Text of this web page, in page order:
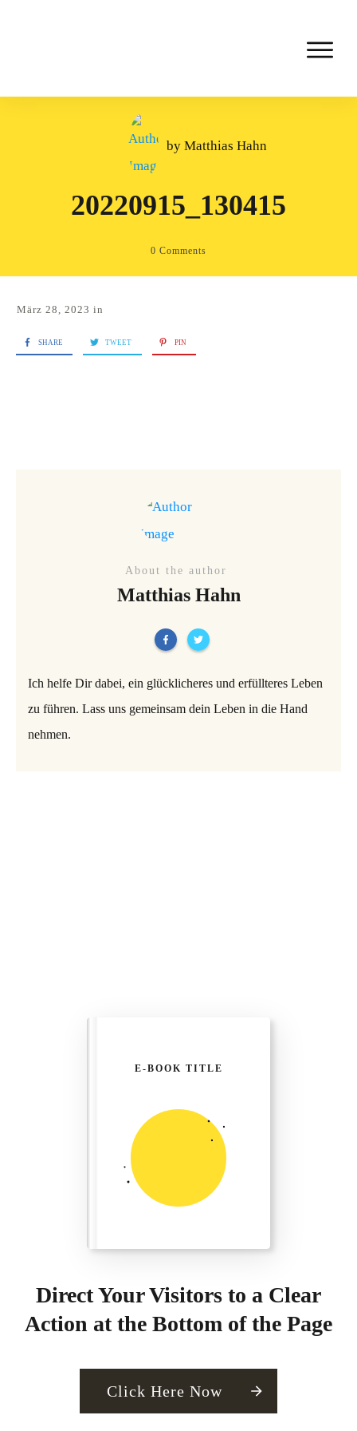
byMatthias Hahn
20220915_130415
0 Comments
März 28, 2023 in
SHARE TWEET PIN
About the author
Matthias Hahn
Ich helfe Dir dabei, ein glücklicheres und erfüllteres Leben
zu führen. Lass uns gemeinsam dein Leben in die Hand
nehmen.
Direct Your Visitors to a Clear
Action at the Bottom of the Page
Click Here Now
E-BOOK TITLE